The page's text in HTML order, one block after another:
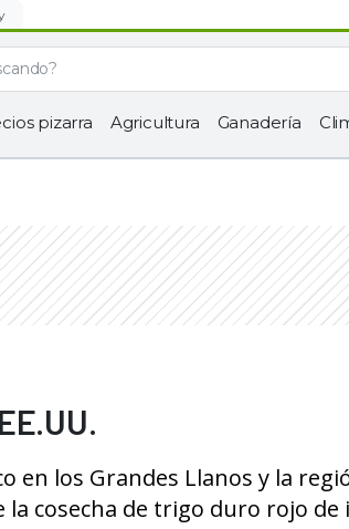
pizarra Agricultura Ganadería
en los Grandes Llanos y la
cosecha de trigo duro rojo de